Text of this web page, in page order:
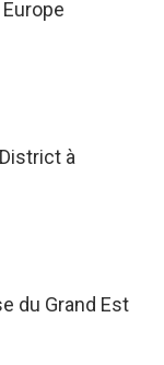
à
du Grand Est